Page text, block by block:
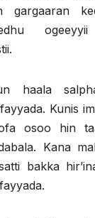
gargaaran
ogeeyyii
haala
Kunis
osoo hin
Kana
bakka